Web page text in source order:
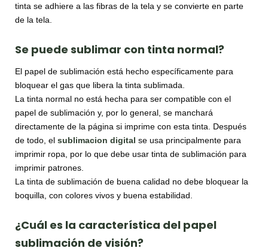
tinta se adhiere a las fibras de la tela y se convierte en parte
de la tela.
Se puede sublimar con tinta normal?
El papel de sublimación está hecho específicamente para
bloquear el gas que libera la tinta sublimada.
La tinta normal no está hecha para ser compatible con el
papel de sublimación y, por lo general, se manchará
directamente de la página si imprime con esta tinta. Después
de todo, el sublimacion digital se usa principalmente para
imprimir ropa, por lo que debe usar tinta de sublimación para
imprimir patrones.
La tinta de sublimación de buena calidad no debe bloquear la
boquilla, con colores vivos y buena estabilidad.
¿Cuál es la característica del papel
sublimación de visión?